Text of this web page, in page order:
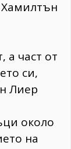
Хамилтън
а част от
си,
Лиер
около
на